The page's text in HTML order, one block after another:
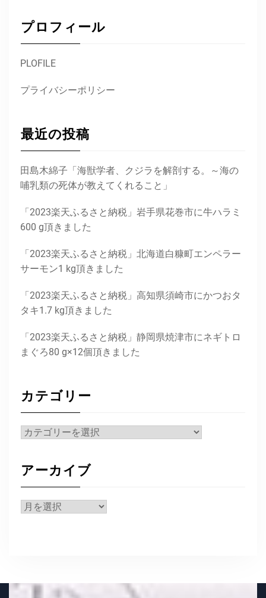
プロフィール
PLOFILE
プライバシーポリシー
最近の投稿
田島木綿子「海獣学者、クジラを解剖する。～海の
哺乳類の死体が教えてくれること」
「2023楽天ふるさと納税」岩手県花巻市に牛ハラミ
600 g頂きました
「2023楽天ふるさと納税」北海道白糠町エンペラー
サーモン1 kg頂きました
「2023楽天ふるさと納税」高知県須崎市にかつおタ
タキ1.7 kg頂きました
「2023楽天ふるさと納税」静岡県焼津市にネギトロ
まぐろ80 g×12個頂きました
カテゴリー
カ
リ
ー
アーカイブ
ア